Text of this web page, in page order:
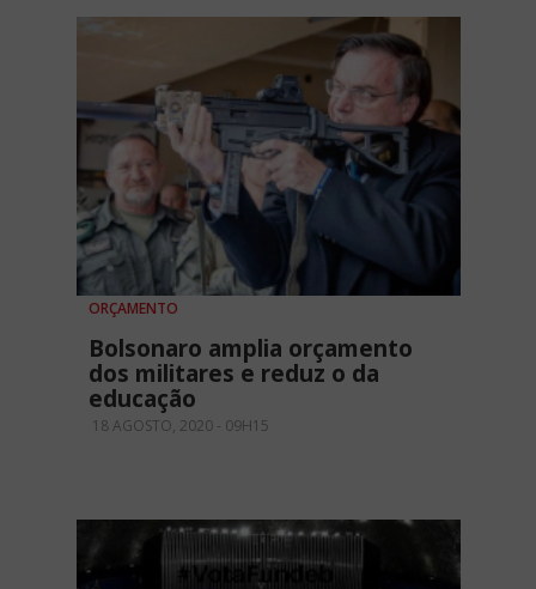
ORÇAMENTO
Bolsonaro amplia orçamento
dos militares e reduz o da
educação
18 AGOSTO, 2020 - 09H15